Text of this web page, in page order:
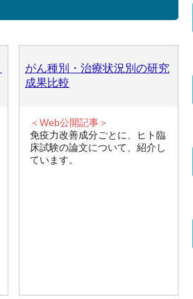
がん種別・治療状況別の研究
成果比較
＜Web公開記事＞
免疫力改善成分ごとに、ヒト臨
床試験の論文について、紹介し
ています。